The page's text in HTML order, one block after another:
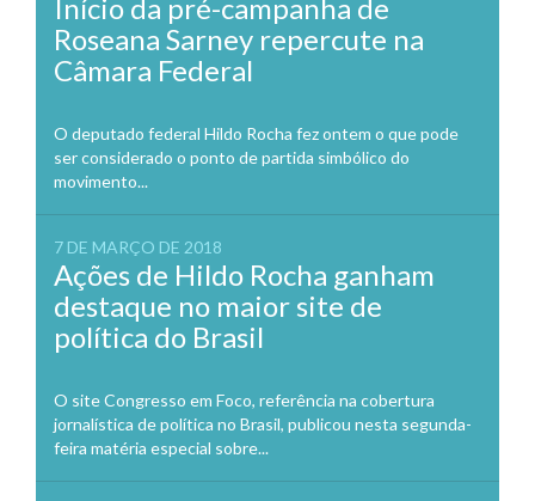
Início da pré-campanha de
Roseana Sarney repercute na
Câmara Federal
O deputado federal Hildo Rocha fez ontem o que pode
ser considerado o ponto de partida simbólico do
movimento...
7 DE MARÇO DE 2018
Ações de Hildo Rocha ganham
destaque no maior site de
política do Brasil
O site Congresso em Foco, referência na cobertura
jornalística de política no Brasil, publicou nesta segunda-
feira matéria especial sobre...